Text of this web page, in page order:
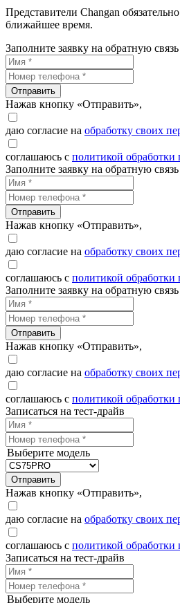
Представители Changan
ближайшее время.
Заполните заявку на обратную связь
Отправить
Нажав кнопку «Отправить»,
даю согласие на обработку своих
соглашаюсь с политикой
Заполните заявку на обратную связь
Отправить
Нажав кнопку «Отправить»,
даю согласие на обработку своих
соглашаюсь с политикой
Заполните заявку на обратную связь
Отправить
Нажав кнопку «Отправить»,
даю согласие на обработку своих
соглашаюсь с политикой
Записаться на тест-драйв
Выберите модель
Отправить
Нажав кнопку «Отправить»,
даю согласие на обработку своих
соглашаюсь с политикой
Записаться на тест-драйв
Выберите модель